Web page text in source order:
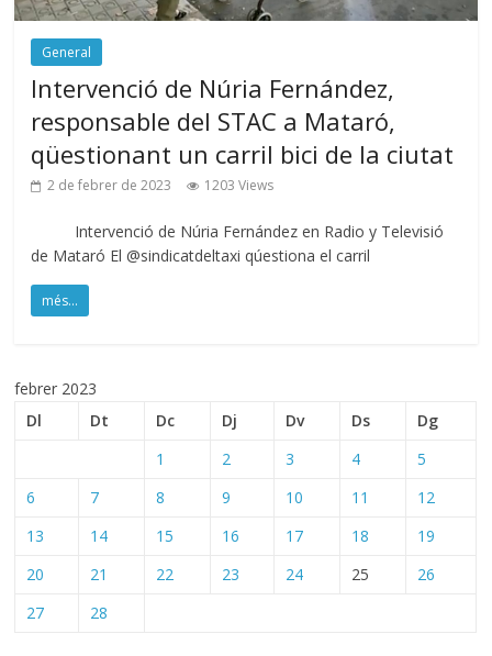
General
Intervenció de Núria Fernández,
responsable del STAC a Mataró,
qüestionant un carril bici de la ciutat
2 de febrer de 2023 1203 Views
Intervenció de Núria Fernández en Radio y Televisió
de Mataró El @sindicatdeltaxi qúestiona el carril
més...
febrer 2023
Dl
Dt Dc Dj Dv Ds
Dg
1
2 3 4
5
6
7 8 9 10 11
12
13
14 15 16 17 18
19
20
21 22 23 24 25
26
27
28